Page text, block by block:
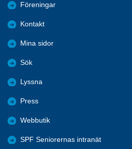
Föreningar
Kontakt
Mina sidor
Sök
Lyssna
Press
Webbutik
SPF Seniorernas intranät